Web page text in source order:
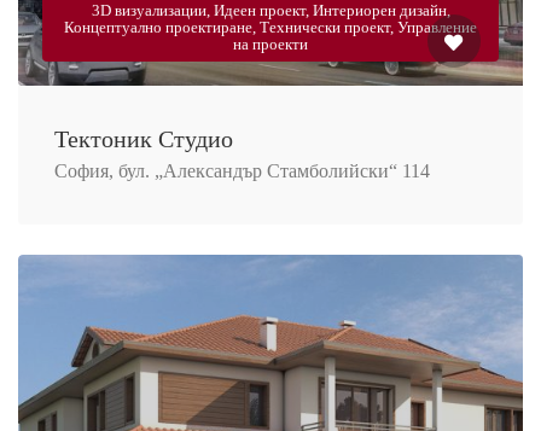
3D визуализации, Идеен проект, Интериорен дизайн,
Концептуално проектиране, Технически проект, Управление
на проекти
Тектоник Студио
София, бул. „Александър Стамболийски“ 114